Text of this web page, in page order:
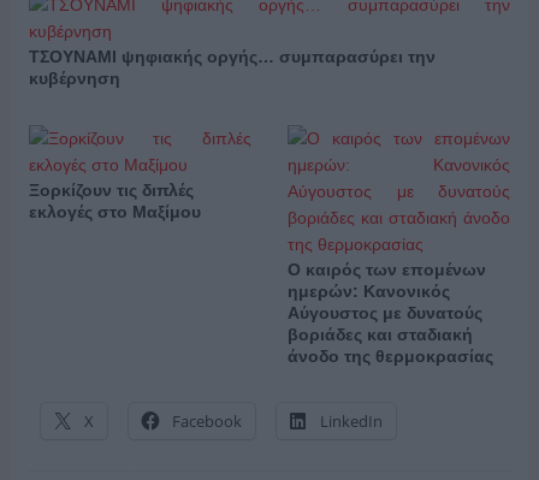
ΤΣΟΥΝΑΜΙ ψηφιακής οργής… συμπαρασύρει την
κυβέρνηση
Ξορκίζουν τις διπλές
εκλογές στο Μαξίμου
Ο καιρός των επομένων
ημερών: Κανονικός
Αύγουστος με δυνατούς
βοριάδες και σταδιακή
άνοδο της θερμοκρασίας
X Facebook LinkedIn